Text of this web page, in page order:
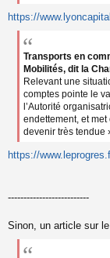
https://
Transports en
Mobilités, dit la
Relevant une
comptes pointe le
l’Autorité
endettement, et
devenir très tendue
https://
--------------------------
Sinon, un article sur